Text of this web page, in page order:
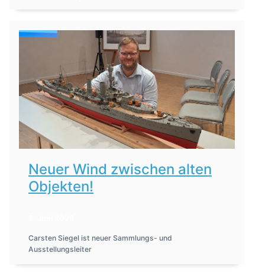
Neuer Wind zwischen alten
Objekten!
Carsten Siegel ist neuer Sammlungs- und
Ausstellungsleiter